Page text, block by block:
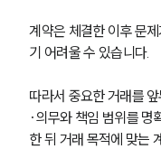
계약은 체결한 이후 문
기 어려울 수 있습니다.
따라서 중요한 거래를
·의무와 책임 범위를 명
한 뒤 거래 목적에 맞는